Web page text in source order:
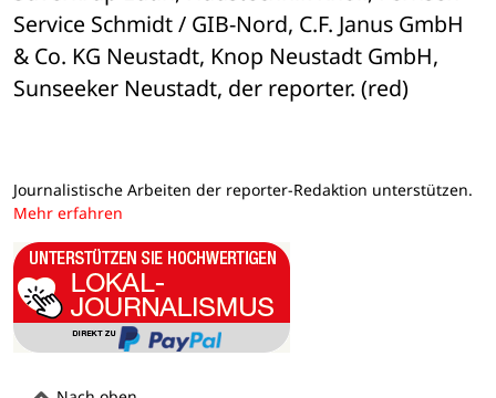
Service Schmidt / GIB-Nord, C.F. Janus GmbH
& Co. KG Neustadt, Knop Neustadt GmbH,
Sunseeker Neustadt, der reporter. (red)
Journalistische Arbeiten der reporter-Redaktion unterstützen.
Mehr erfahren